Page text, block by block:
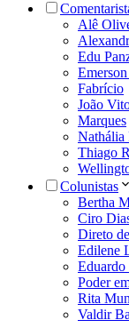
Alê
Edu
Fabrício
João
Marques
Nathália
Thiago
Colunistas
Bertha
Ciro
Direto
Edilene
Eduardo
Poder
Rita
Valdir